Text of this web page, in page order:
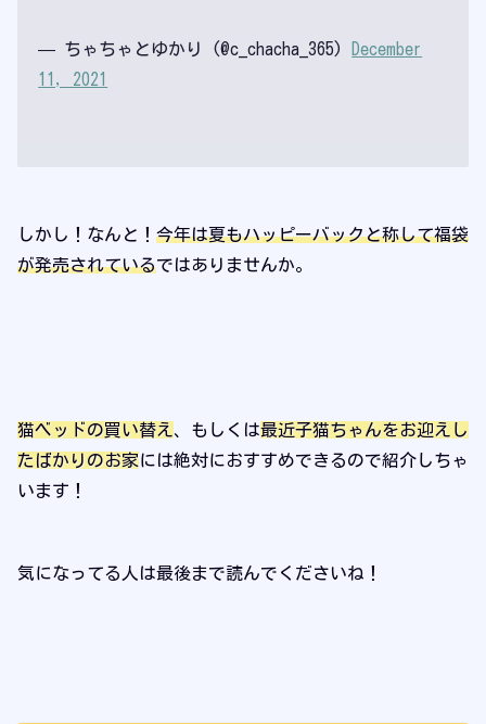
— ちゃちゃとゆかり (@c_chacha_365)
December
11, 2021
しかし！なんと！ 今年は夏もハッピーバックと称して福袋
が発売されているではありませんか。
猫ベッドの買い替え 、もしくは最近子猫ちゃんをお迎えし
たばかりのお家には絶対におすすめできるので紹介しちゃ
います！
気になってる人は最後まで読んでくださいね！